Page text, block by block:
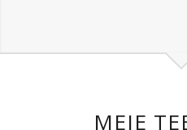
MEIE